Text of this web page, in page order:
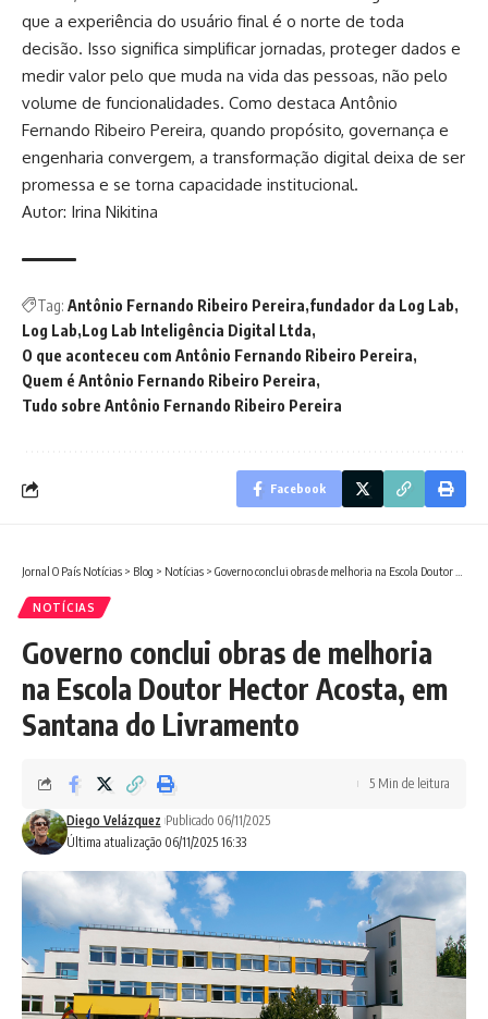
que a experiência do usuário final é o norte de toda
decisão. Isso significa simplificar jornadas, proteger dados e
medir valor pelo que muda na vida das pessoas, não pelo
volume de funcionalidades. Como destaca Antônio
Fernando Ribeiro Pereira, quando propósito, governança e
engenharia convergem, a transformação digital deixa de ser
promessa e se torna capacidade institucional.
Autor: Irina Nikitina
Tag: Antônio Fernando Ribeiro Pereira fundador da Log Lab
Log Lab Log Lab Inteligência Digital Ltda
O que aconteceu com Antônio Fernando Ribeiro Pereira
Quem é Antônio Fernando Ribeiro Pereira
Tudo sobre Antônio Fernando Ribeiro Pereira
Facebook
Jornal O País Notícias > Blog > Notícias > Governo conclui obras de melhoria na Escola Doutor Hector Acosta, em Santana do Livramento
NOTÍCIAS
Governo conclui obras de melhoria
na Escola Doutor Hector Acosta, em
Santana do Livramento
Última atualização 06/11/2025 16:33
Diego Velázquez Publicado 06/11/2025
5 Min de leitura